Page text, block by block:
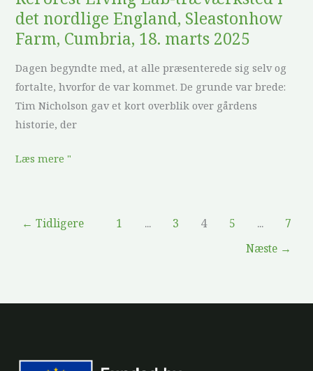
det nordlige England, Sleastonhow
Farm, Cumbria, 18. marts 2025
Dagen begyndte med, at alle præsenterede sig selv og
fortalte, hvorfor de var kommet. De grunde var brede:
Tim Nicholson gav et kort overblik over gårdens
historie, der
2025
Læs mere "
← Tidligere 1 ... 3 4 5 ...
7
Næste →